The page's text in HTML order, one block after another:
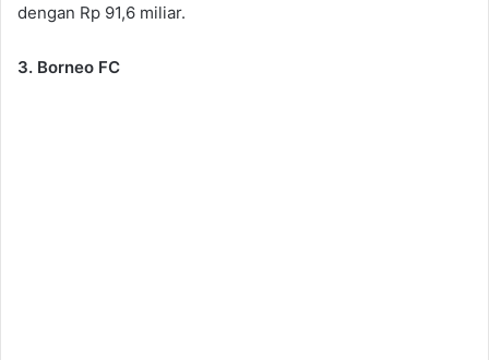
dengan Rp 91,6 miliar.
3. Borneo FC